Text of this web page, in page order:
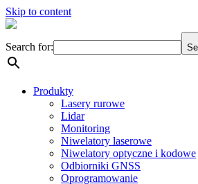
Skip to content
Search for:
Produkty
Lasery rurowe
Lidar
Monitoring
Niwelatory laserowe
Niwelatory optyczne i kodowe
Odbiorniki GNSS
Oprogramowanie